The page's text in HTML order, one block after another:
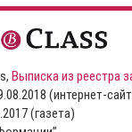
Выписка из реестра
(интернет-
(газета)